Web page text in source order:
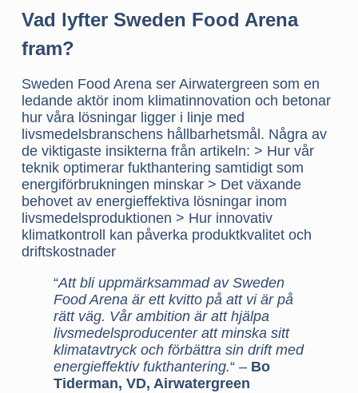
Vad lyfter Sweden Food Arena
fram?
Sweden Food Arena ser Airwatergreen som en
ledande aktör inom klimatinnovation och betonar
hur våra lösningar ligger i linje med
livsmedelsbranschens hållbarhetsmål. Några av
de viktigaste insikterna från artikeln: > Hur vår
teknik optimerar fukthantering samtidigt som
energiförbrukningen minskar > Det växande
behovet av energieffektiva lösningar inom
livsmedelsproduktionen > Hur innovativ
klimatkontroll kan påverka produktkvalitet och
driftskostnader
“Att bli uppmärksammad av Sweden
Food Arena är ett kvitto på att vi är på
rätt väg. Vår ambition är att hjälpa
livsmedelsproducenter att minska sitt
klimatavtryck och förbättra sin drift med
energieffektiv fukthantering.“ – Bo
Tiderman, VD, Airwatergreen